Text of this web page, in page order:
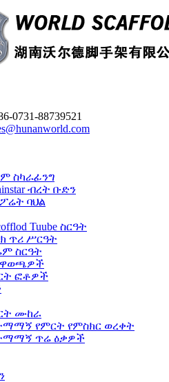
0731-88739521
ስካራፊንግ
ብረት ቡድን
ባህል
Tuube ስርዓት
ጥሪ ሥርዓት
ስርዓት
ፎቶዎች
ሙከራ
የምርት የምስክር ወረቀት
ጥሬ ዕቃዎች